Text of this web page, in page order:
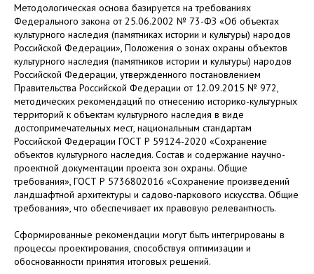
Методологическая основа базируется на требованиях
Федерального закона от 25.06.2002 № 73-ФЗ «Об объектах
культурного наследия (памятниках истории и культуры) народов
Российской Федерации», Положения о зонах охраны объектов
культурного наследия (памятников истории и культуры) народов
Российской Федерации, утвержденного постановлением
Правительства Российской Федерации от 12.09.2015 № 972,
методических рекомендаций по отнесению историко-культурных
территорий к объектам культурного наследия в виде
достопримечательных мест, национальным стандартам
Российской Федерации ГОСТ Р 59124-2020 «Сохранение
объектов культурного наследия. Состав и содержание научно-
проектной документации проекта зон охраны. Общие
требования», ГОСТ Р 5736802016 «Сохранение произведений
ландшафтной архитектуры и садово-паркового искусства. Общие
требования», что обеспечивает их правовую релевантность.
Сформированные рекомендации могут быть интегрированы в
процессы проектирования, способствуя оптимизации и
обоснованности принятия итоговых решений.